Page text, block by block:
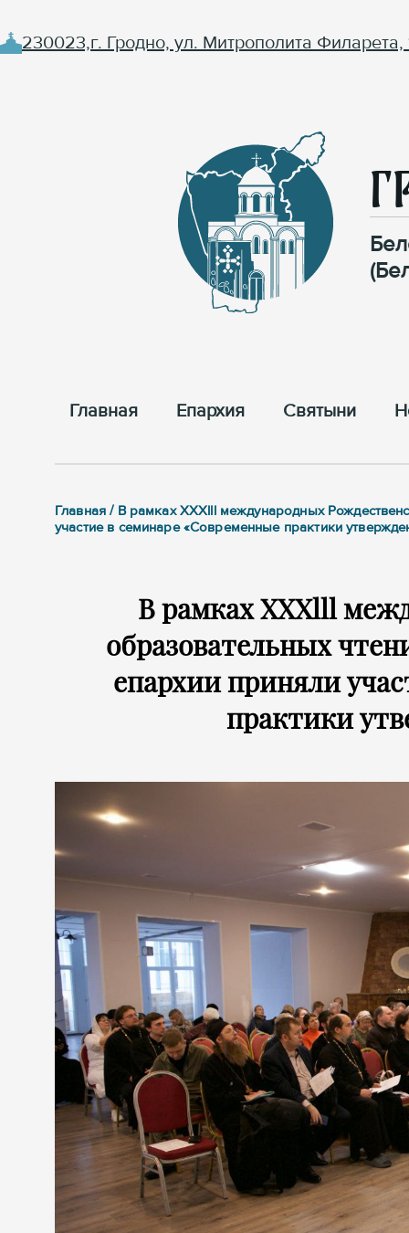
230023,г. Гродно, ул. Митрополита Филарета,
Главная Епархия Cвятыни
Главная / В рамках XXXlll международных
участие в семинаре «Современные практики
В рамках XXXlll
образовательных
епархии приняли
практики